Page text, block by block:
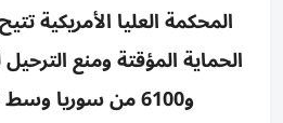
المحكمة العليا الأمريكية
و6100 من سوريا وسط تحذيرات سفر